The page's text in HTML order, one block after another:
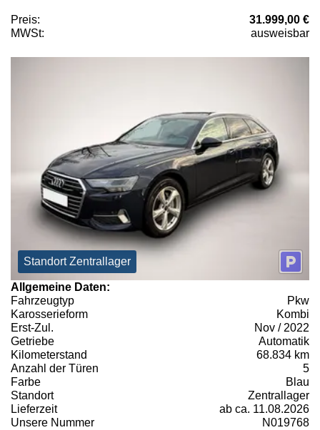
Preis:
31.999,00 €
MWSt:
ausweisbar
Standort Zentrallager
Allgemeine Daten:
Fahrzeugtyp
Pkw
Karosserieform
Kombi
Erst-Zul.
Nov / 2022
Getriebe
Automatik
Kilometerstand
68.834 km
Anzahl der Türen
5
Farbe
Blau
Standort
Zentrallager
Lieferzeit
ab ca. 11.08.2026
Unsere Nummer
N019768